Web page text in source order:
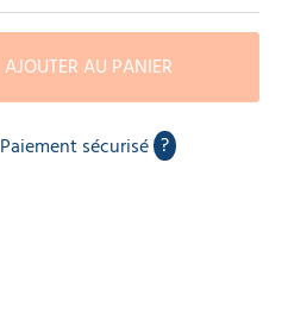
AJOUTER AU PANIER
Paiement sécurisé ?